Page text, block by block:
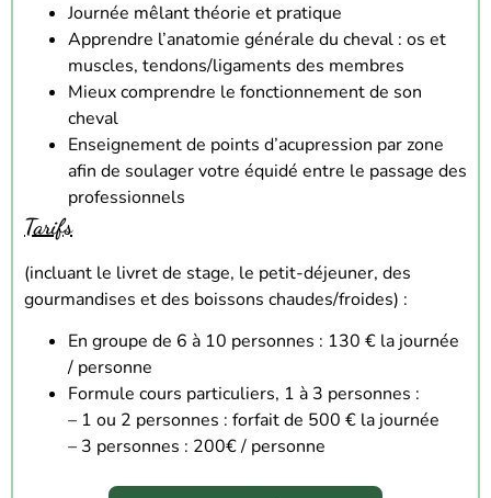
Journée mêlant théorie et pratique
Apprendre l’anatomie générale du cheval : os et
muscles, tendons/ligaments des membres
Mieux comprendre le fonctionnement de son
cheval
Enseignement de points d’acupression par zone
afin de soulager votre équidé entre le passage des
professionnels
Tarifs
(incluant le livret de stage, le petit-déjeuner, des
gourmandises et des boissons chaudes/froides) :
En groupe de 6 à 10 personnes : 130 € la journée
/ personne
Formule cours particuliers, 1 à 3 personnes :
– 1 ou 2 personnes : forfait de 500 € la journée
– 3 personnes : 200€ / personne